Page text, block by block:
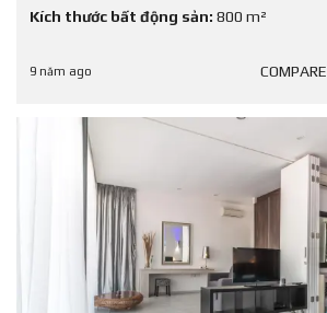
Kích thước bất động sản: 800 m²
9 năm ago COMPARE